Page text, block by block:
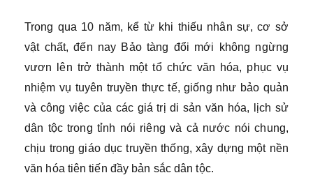
Trong qua 10 năm, kể từ khi thiếu nhân sự, cơ sở
vật chất, đến nay Bảo tàng đổi mới không ngừng
vươn lên trở thành một tổ chức văn hóa, phục vụ
nhiệm vụ tuyên truyền thực tế, giống như bảo quản
và công việc của các giá trị di sản văn hóa, lịch sử
dân tộc trong tỉnh nói riêng và cả nước nói chung,
chịu trong giáo dục truyền thống, xây dựng một nền
văn hóa tiên tiến đầy bản sắc dân tộc.